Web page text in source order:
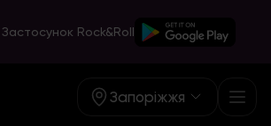
Rock&Roll
Запоріжжя